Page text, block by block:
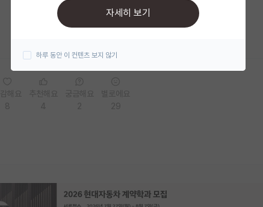
자세히 보기
하루 동안 이 컨텐츠 보지 않기